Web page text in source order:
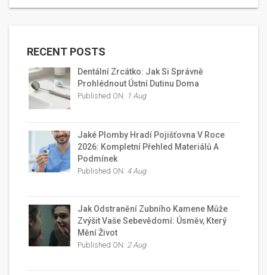
RECENT POSTS
Dentální Zrcátko: Jak Si Správně
Prohlédnout Ústní Dutinu Doma
Published ON: 1 Aug
Jaké Plomby Hradí Pojišťovna V Roce
2026: Kompletní Přehled Materiálů A
Podmínek
Published ON: 4 Aug
Jak Odstranění Zubního Kamene Může
Zvýšit Vaše Sebevědomí: Úsměv, Který
Mění Život
Published ON: 2 Aug